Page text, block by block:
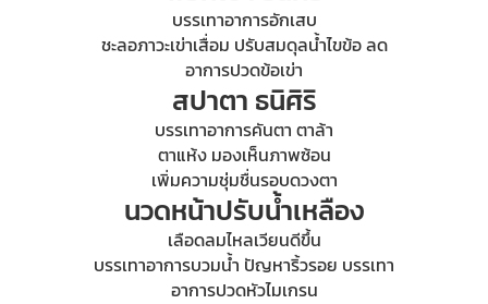
บรรเทาอาการอักเสบ
ชะลอภาวะเข่าเสื่อม ปรับสมดุลน้ำไขข้อ ลด
อาการปวดข้อเข่า
สปาตา ธนิศิริ
บรรเทาอาการคันตา ตาล้า
ตาแห้ง มองเห็นภาพซ้อน
เพิ่มความชุ่มชื่นรอบดวงตา
นวดหน้าปรับน้ำเหลือง
เลือดลมไหลเวียนดีขึ้น
บรรเทาอาการบวมน้ำ ปัญหาริ้วรอย บรรเทา
อาการปวดหัวไมเกรน